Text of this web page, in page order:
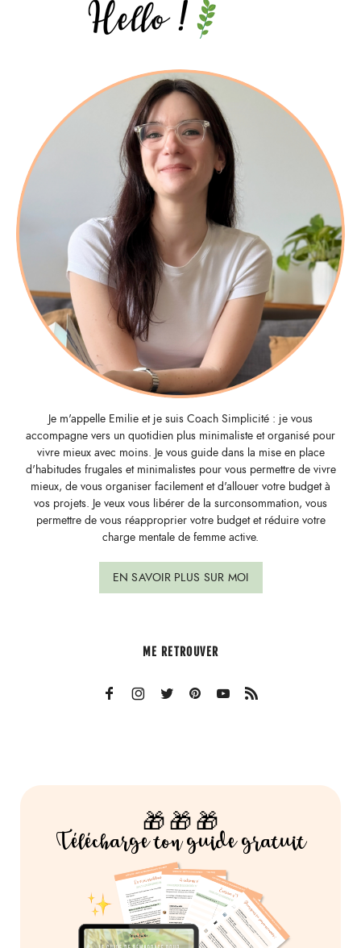
Je m'appelle Emilie et je suis Coach Simplicité : je vous
accompagne vers un quotidien plus minimaliste et organisé pour
vivre mieux avec moins. Je vous guide dans la mise en place
d'habitudes frugales et minimalistes pour vous permettre de vivre
mieux, de vous organiser facilement et d'allouer votre budget à
vos projets. Je veux vous libérer de la surconsommation, vous
permettre de vous réapproprier votre budget et réduire votre
charge mentale de femme active.
EN SAVOIR PLUS SUR MOI
ME RETROUVER